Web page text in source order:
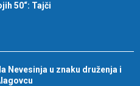
50“: Tajči
Nevesinja u znaku druženja i